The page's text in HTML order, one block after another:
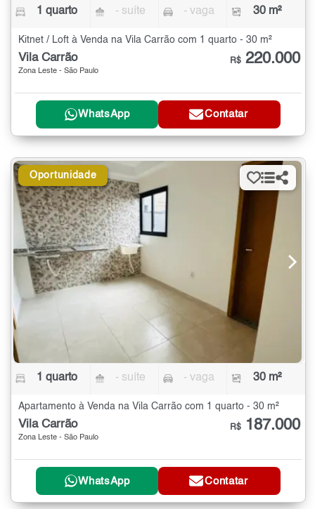
1 quarto - suíte - vaga 30 m²
Kitnet / Loft à Venda na Vila Carrão com 1 quarto - 30 m²
Vila Carrão
Zona Leste - São Paulo
R$ 220.000
WhatsApp Contatar
Oportunidade
1 quarto - suíte - vaga 30 m²
Apartamento à Venda na Vila Carrão com 1 quarto - 30 m²
Vila Carrão
Zona Leste - São Paulo
R$ 187.000
WhatsApp Contatar